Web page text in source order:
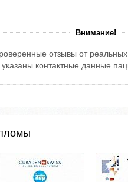
Внимание!
отзывы от
контактные данные